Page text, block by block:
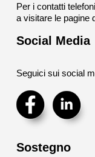
Per i contatti
a visitare le pagine
Social Media
Seguici sui social
Sostegno